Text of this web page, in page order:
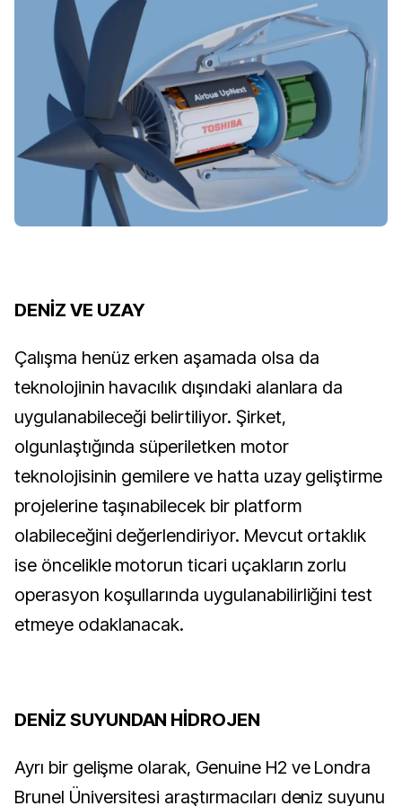
DENİZ VE UZAY
Çalışma henüz erken aşamada olsa da
teknolojinin havacılık dışındaki alanlara da
uygulanabileceği belirtiliyor. Şirket,
olgunlaştığında süperiletken motor
teknolojisinin gemilere ve hatta uzay geliştirme
projelerine taşınabilecek bir platform
olabileceğini değerlendiriyor. Mevcut ortaklık
ise öncelikle motorun ticari uçakların zorlu
operasyon koşullarında uygulanabilirliğini test
etmeye odaklanacak.
DENİZ SUYUNDAN HİDROJEN
Ayrı bir gelişme olarak, Genuine H2 ve Londra
Brunel Üniversitesi araştırmacıları deniz suyunu